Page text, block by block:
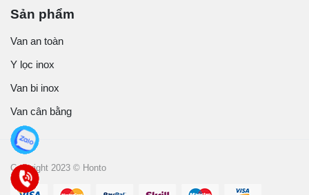
Sản phẩm
Van an toàn
Y lọc inox
Van bi inox
Van cân bằng
Copyright 2023 © Honto